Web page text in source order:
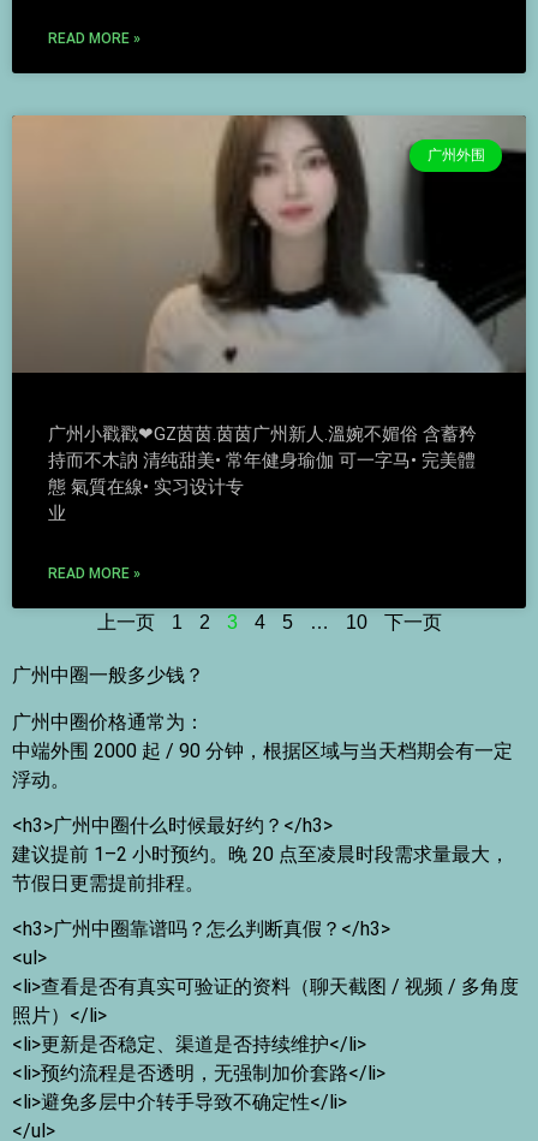
READ MORE »
广州外围
广州小戳戳❤GZ茵茵.茵茵广州新人.溫婉不媚俗 含蓄矜
持而不木訥 清纯甜美• 常年健身瑜伽 可一字马• 完美體
態 氣質在線• 实习设计专
业
READ MORE »
上一页 1 2 3 4 5 … 10 下一页
广州中圈一般多少钱？
广州中圈价格通常为：
中端外围 2000 起 / 90 分钟，根据区域与当天档期会有一定
浮动。
<h3>广州中圈什么时候最好约？</h3>
建议提前 1–2 小时预约。晚 20 点至凌晨时段需求量最大，
节假日更需提前排程。
<h3>广州中圈靠谱吗？怎么判断真假？</h3>
<ul>
<li>查看是否有真实可验证的资料（聊天截图 / 视频 / 多角度
照片）</li>
<li>更新是否稳定、渠道是否持续维护</li>
<li>预约流程是否透明，无强制加价套路</li>
<li>避免多层中介转手导致不确定性</li>
</ul>